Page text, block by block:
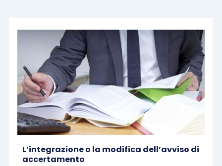
L’integrazione o la modifica dell’avviso di
accertamento